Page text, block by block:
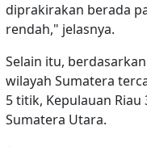
diprakirakan berada
rendah," jelasnya.
Selain itu,
wilayah Sumatera
5 titik, Kepulauan
Sumatera Utara.